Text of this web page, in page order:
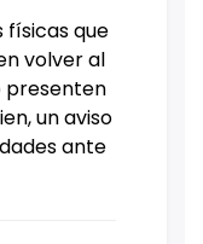
físicas que
volver al
presenten
un aviso
ante